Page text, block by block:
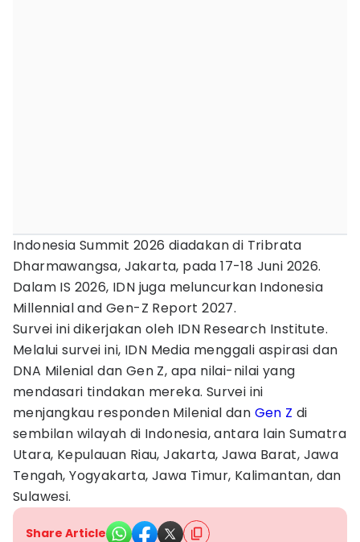
Indonesia Summit 2026 diadakan di Tribrata
Dharmawangsa, Jakarta, pada 17-18 Juni 2026.
Dalam IS 2026, IDN juga meluncurkan Indonesia
Millennial and Gen-Z Report 2027.
Survei ini dikerjakan oleh IDN Research Institute.
Melalui survei ini, IDN Media menggali aspirasi dan
DNA Milenial dan Gen Z, apa nilai-nilai yang
mendasari tindakan mereka. Survei ini
menjangkau responden Milenial dan Gen Z di
sembilan wilayah di Indonesia, antara lain Sumatra
Utara, Kepulauan Riau, Jakarta, Jawa Barat, Jawa
Tengah, Yogyakarta, Jawa Timur, Kalimantan, dan
Sulawesi.
Share Article